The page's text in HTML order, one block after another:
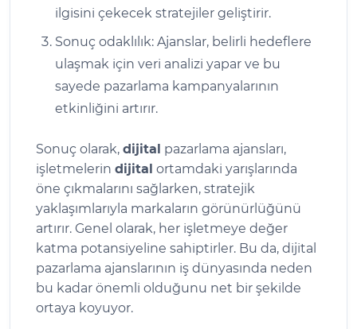
ilgisini çekecek stratejiler geliştirir.
Sonuç odaklılık: Ajanslar, belirli hedeflere
ulaşmak için veri analizi yapar ve bu
sayede pazarlama kampanyalarının
etkinliğini artırır.
Sonuç olarak, dijital pazarlama ajansları,
işletmelerin dijital ortamdaki yarışlarında
öne çıkmalarını sağlarken, stratejik
yaklaşımlarıyla markaların görünürlüğünü
artırır. Genel olarak, her işletmeye değer
katma potansiyeline sahiptirler. Bu da, dijital
pazarlama ajanslarının iş dünyasında neden
bu kadar önemli olduğunu net bir şekilde
ortaya koyuyor.